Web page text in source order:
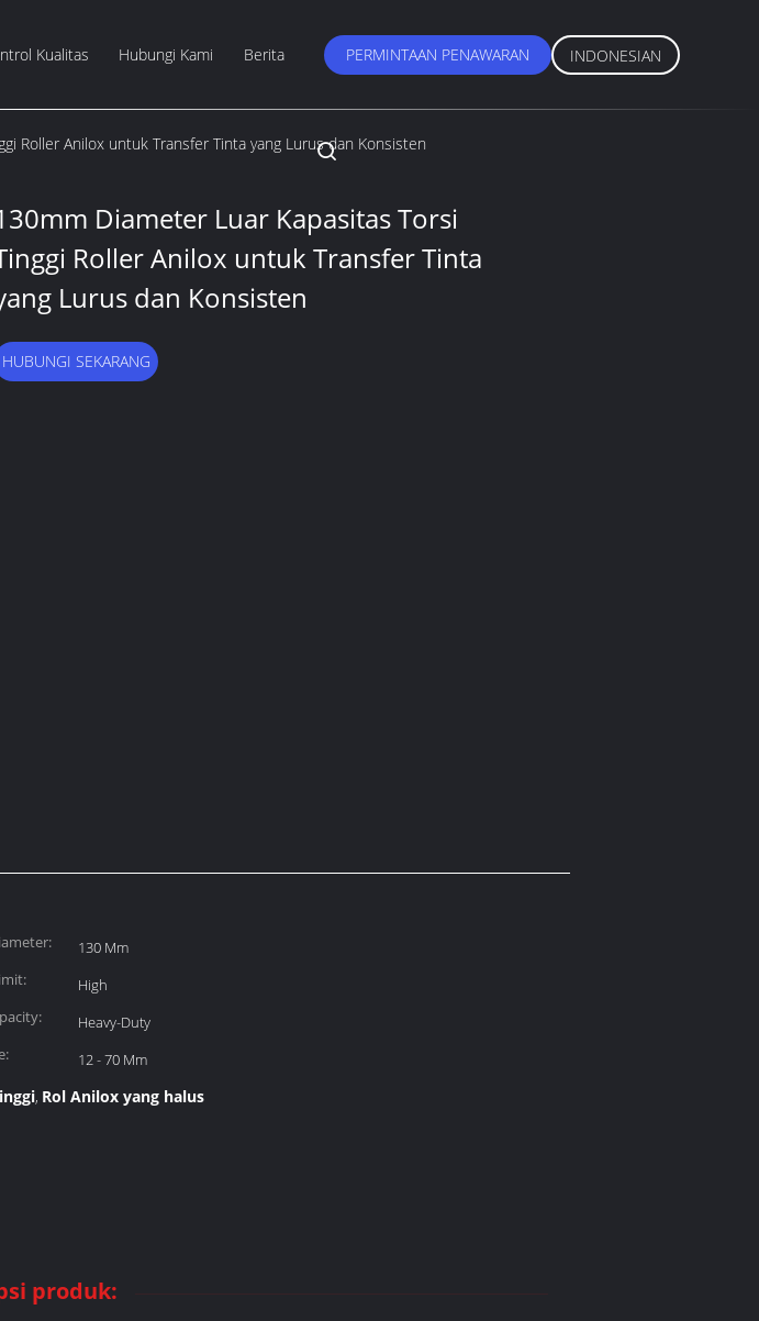
Kualitas Hubungi Kami Berita PERMINTAAN PENAWARAN INDONESIAN
Roller Anilox untuk Transfer Tinta yang Lurus dan Konsisten
Diameter Luar Kapasitas Torsi
Roller Anilox untuk Transfer Tinta
Lurus dan Konsisten
HUBUNGI SEKARANG
130 Mm
High
Heavy-Duty
12 - 70 Mm
, Rol Anilox yang halus
produk: